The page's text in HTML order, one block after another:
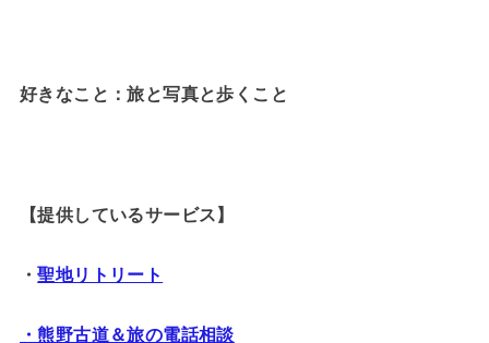
好きなこと：旅と写真と歩くこと
【提供しているサービス】
・聖地リトリート
・熊野古道＆旅の電話相談